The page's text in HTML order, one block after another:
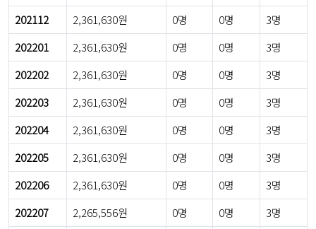
202112
2,361,630원 0명 0명
3명
202201
2,361,630원 0명 0명
3명
202202
2,361,630원 0명 0명
3명
202203
2,361,630원 0명 0명
3명
202204
2,361,630원 0명 0명
3명
202205
2,361,630원 0명 0명
3명
202206
2,361,630원 0명 0명
3명
202207
2,265,556원 0명 0명
3명